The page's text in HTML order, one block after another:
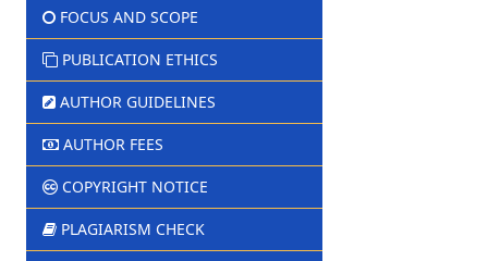
FOCUS AND SCOPE
PUBLICATION ETHICS
AUTHOR GUIDELINES
AUTHOR FEES
COPYRIGHT NOTICE
PLAGIARISM CHECK